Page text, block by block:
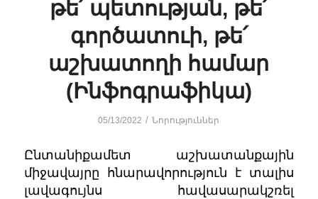
թե՛ պետության, թե՛
գործատուի, թե՛
աշխատողի համար
(Ինֆոգրաֆիկա)
05/13/2022 / Նորություններ
Ընտանիքամետ աշխատանքային
միջավայրը հնարավորություն է տալիս
լավագույնս հավասարակշռել